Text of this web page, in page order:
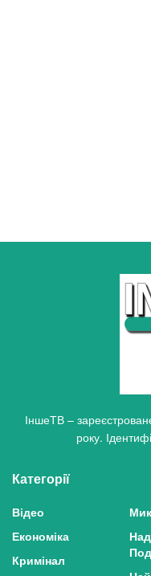
ІншеТВ –
року.
Категорії
Відео
Економіка
Кримінал